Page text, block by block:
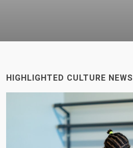
HIGHLIGHTED CULTURE NEWS